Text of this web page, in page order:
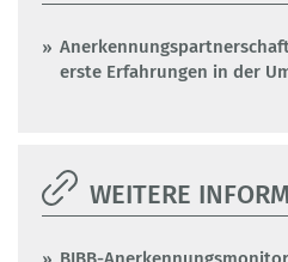
erste Erfahrungen in der
WEITERE